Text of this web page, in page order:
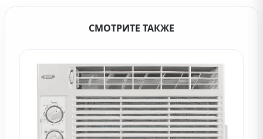
СМОТРИТЕ ТАКЖЕ